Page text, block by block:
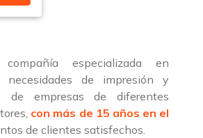
especializada en
necesidades de impresión y
de empresas de diferentes
con más de 15 años en el
de clientes satisfechos.